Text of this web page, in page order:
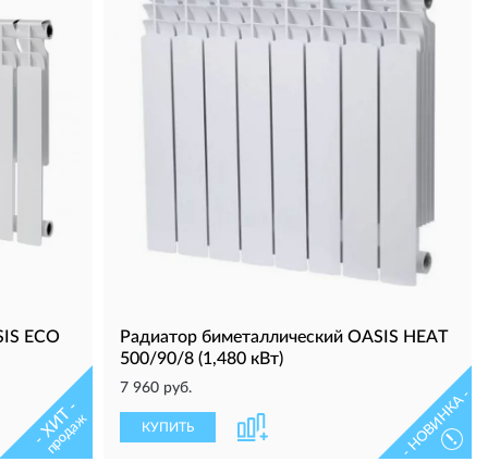
ECO
- ХИТ -
продаж
Радиатор биметаллический OASIS HEAT
500/90/8 (1,480 кВт)
7 960 руб.
КУПИТЬ - НОВИНКА -
!